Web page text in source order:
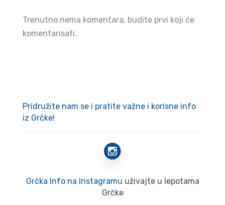
Trenutno nema komentara, budite prvi koji će
komentarisati.
Pridružite nam se i pratite važne i korisne info
iz Grčke!
Grčka Info na Instagramu uživajte u lepotama
Grčke